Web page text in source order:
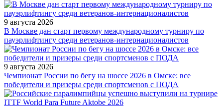
9 августа 2026
В Москве дан старт первому международному турниру по
пауэрлифтингу среди ветеранов-интернационалистов
9 августа 2026
Чемпионат России по бегу на шоссе 2026 в Омске: все
победители и призеры среди спортсменов с ПОДА